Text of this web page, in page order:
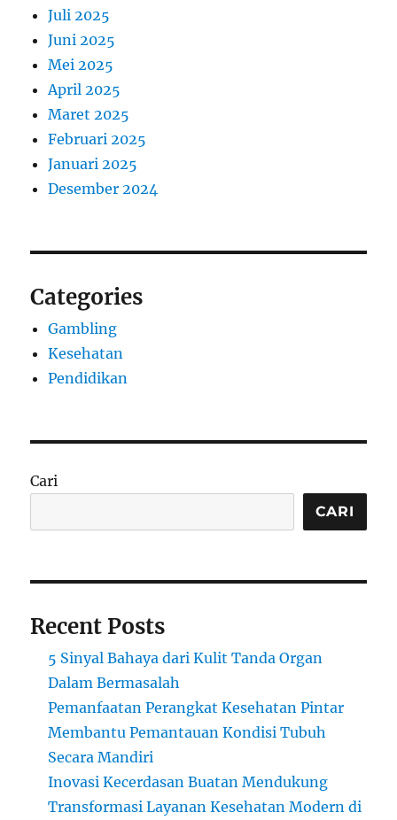
Juli 2025
Juni 2025
Mei 2025
April 2025
Maret 2025
Februari 2025
Januari 2025
Desember 2024
Categories
Gambling
Kesehatan
Pendidikan
Cari
CARI
Recent Posts
5 Sinyal Bahaya dari Kulit Tanda Organ
Dalam Bermasalah
Pemanfaatan Perangkat Kesehatan Pintar
Membantu Pemantauan Kondisi Tubuh
Secara Mandiri
Inovasi Kecerdasan Buatan Mendukung
Transformasi Layanan Kesehatan Modern di